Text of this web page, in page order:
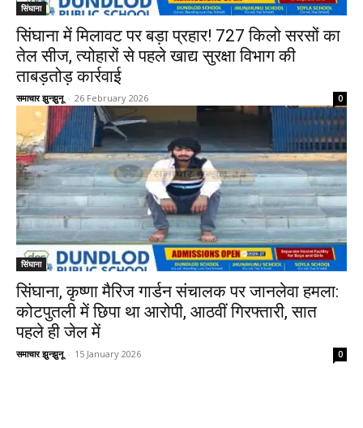
सिंघाना
सिंघाना में मिलावट पर बड़ा प्रहार! 727 किलो सरसों का
तेल सीज, त्योहारों से पहले खाद्य सुरक्षा विभाग की
ताबड़तोड़ कार्रवाई
समाचार झुन्झुनू - 26 February 2026 0
सिंघाना
सिंघाना, कृष्णा मैरिज गार्डन संचालक पर जानलेवा हमला:
कोटपुतली में छिपा था आरोपी, आठवीं गिरफ्तारी, सात
पहले ही जेल में
समाचार झुन्झुनू - 15 January 2026 0